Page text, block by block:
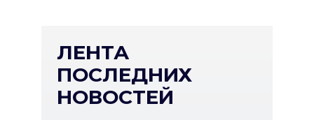
ЛЕНТА
ПОСЛЕДНИХ
НОВОСТЕЙ